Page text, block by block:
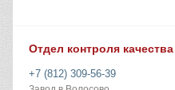
Отдел контроля качества
+7 (812) 309-56-39